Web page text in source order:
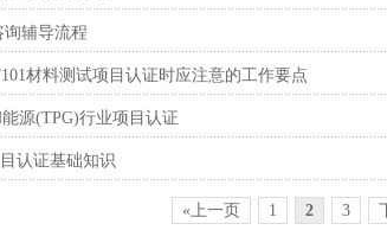
询辅导流程
材料测试项目认证时应注意的工作要点
源(TPG)行业项目认证
目认证基础知识
«上一页 1 2 3